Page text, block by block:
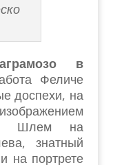
в
Феличе
доспехи, на
Шлем на
знатный
на портрете